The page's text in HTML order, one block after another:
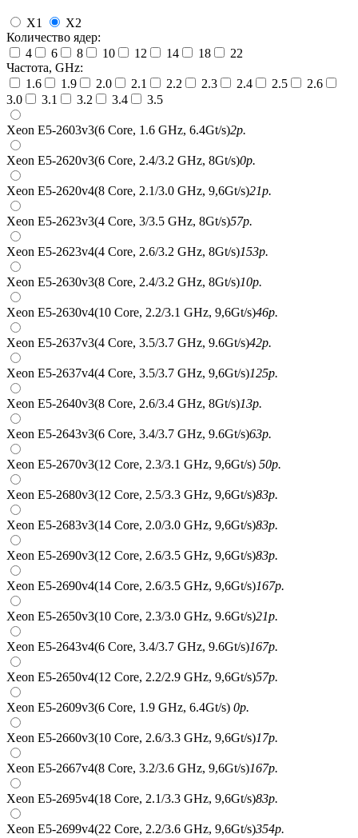
X1
X2
Количество ядер:
4
6 8 10 12 14 18
22
Частота, GHz:
1.6
1.9 2.0 2.1 2.2 2.3 2.4 2.5
2.6
3.0
3.1 3.2 3.4 3.5
Xeon E5-2603v3(6 Core, 1.6 GHz, 6.4Gt/s)2р.
Xeon E5-2620v3(6 Core, 2.4/3.2 GHz, 8Gt/s)0р.
Xeon E5-2620v4(8 Core, 2.1/3.0 GHz, 9,6Gt/s)21р.
Xeon E5-2623v3(4 Core, 3/3.5 GHz, 8Gt/s)57р.
Xeon E5-2623v4(4 Core, 2.6/3.2 GHz, 8Gt/s)153р.
Xeon E5-2630v3(8 Core, 2.4/3.2 GHz, 8Gt/s)10р.
Xeon E5-2630v4(10 Core, 2.2/3.1 GHz, 9,6Gt/s)46р.
Xeon E5-2637v3(4 Core, 3.5/3.7 GHz, 9.6Gt/s)42р.
Xeon E5-2637v4(4 Core, 3.5/3.7 GHz, 9,6Gt/s)125р.
Xeon E5-2640v3(8 Core, 2.6/3.4 GHz, 8Gt/s)13р.
Xeon E5-2643v3(6 Core, 3.4/3.7 GHz, 9.6Gt/s)63р.
Xeon E5-2670v3(12 Core, 2.3/3.1 GHz, 9,6Gt/s) 50р.
Xeon E5-2680v3(12 Core, 2.5/3.3 GHz, 9,6Gt/s)83р.
Xeon E5-2683v3(14 Core, 2.0/3.0 GHz, 9,6Gt/s)83р.
Xeon E5-2690v3(12 Core, 2.6/3.5 GHz, 9,6Gt/s)83р.
Xeon E5-2690v4(14 Core, 2.6/3.5 GHz, 9,6Gt/s)167р.
Xeon E5-2650v3(10 Core, 2.3/3.0 GHz, 9.6Gt/s)21р.
Xeon E5-2643v4(6 Core, 3.4/3.7 GHz, 9.6Gt/s)167р.
Xeon E5-2650v4(12 Core, 2.2/2.9 GHz, 9,6Gt/s)57р.
Xeon E5-2609v3(6 Core, 1.9 GHz, 6.4Gt/s) 0р.
Xeon E5-2660v3(10 Core, 2.6/3.3 GHz, 9,6Gt/s)17р.
Xeon E5-2667v4(8 Core, 3.2/3.6 GHz, 9,6Gt/s)167р.
Xeon E5-2695v4(18 Core, 2.1/3.3 GHz, 9,6Gt/s)83р.
Xeon E5-2699v4(22 Core, 2.2/3.6 GHz, 9,6Gt/s)354р.